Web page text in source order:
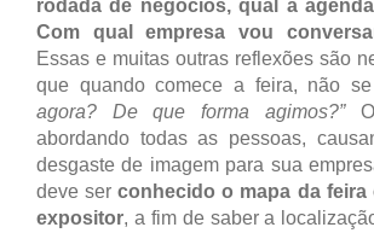
rodada de negócios, qual a
Com qual empresa vou
Essas e muitas outras reflexões são
que quando comece a feira, não se
agora? De que forma agimos?”
abordando todas as pessoas,
desgaste de imagem para sua
deve serconhecido o mapa da feira
expositor, a fim de saber a